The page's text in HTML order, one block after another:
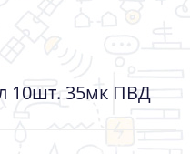
10шт. 35мк ПВД